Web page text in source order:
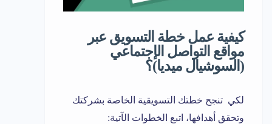
كيفية عمل خطة التسويق عبر
مواقع التواصل الإجتماعي
(السوشيال ميديا)؟
لكي تنجح خطتك التسويقية الخاصة بشركتك
وتحقق أهدافها، اتبع الخطوات الآتية: